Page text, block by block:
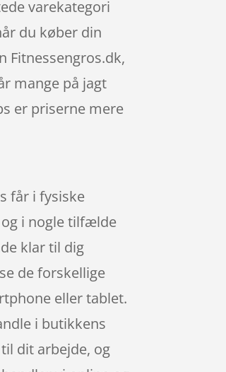
varekategori
du køber din
Fitnessengros.dk,
mange på jagt
er priserne mere
får i fysiske
og i nogle tilfælde
klar til dig
de forskellige
eller tablet.
i butikkens
dit arbejde, og